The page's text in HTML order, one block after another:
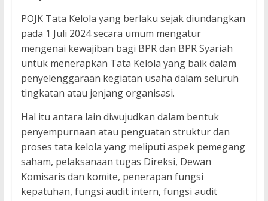
POJK Tata Kelola yang berlaku sejak diundangkan
pada 1 Juli 2024 secara umum mengatur
mengenai kewajiban bagi BPR dan BPR Syariah
untuk menerapkan Tata Kelola yang baik dalam
penyelenggaraan kegiatan usaha dalam seluruh
tingkatan atau jenjang organisasi.
Hal itu antara lain diwujudkan dalam bentuk
penyempurnaan atau penguatan struktur dan
proses tata kelola yang meliputi aspek pemegang
saham, pelaksanaan tugas Direksi, Dewan
Komisaris dan komite, penerapan fungsi
kepatuhan, fungsi audit intern, fungsi audit